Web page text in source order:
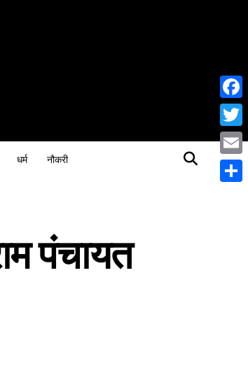
धर्म नौकरी
पंचायत
Email